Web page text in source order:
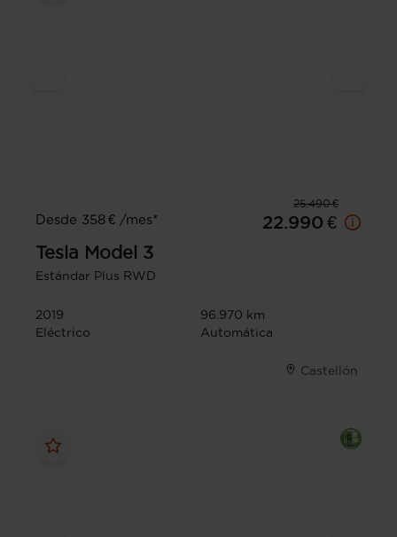
25.490 €
Desde 358 € /mes*
22.990 €
Tesla Model 3
Estándar Plus RWD
2019
96.970 km
Eléctrico
Automática
Castellón